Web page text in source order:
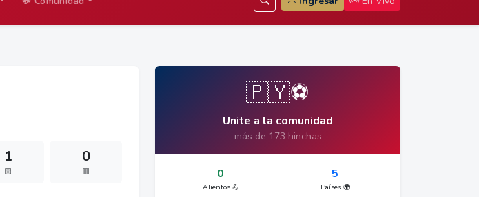
1
🟨
0
🟥
🇵🇾⚽
Unite a la comunidad
más de 173 hinchas
0
Alientos 💪
5
Países 🌍